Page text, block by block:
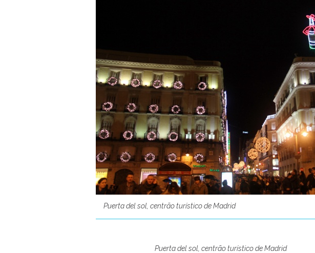
Puerta del sol, centrão turístico de Madrid
Puerta del sol, centrão turístico de Madrid